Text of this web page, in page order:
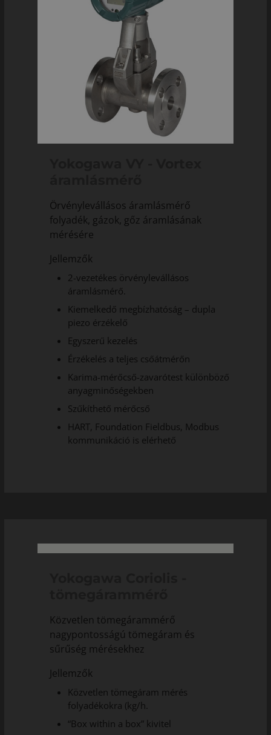
Örvénylevállásos áramlásmérő
folyadék, gázok, gőz áramlásának
mérésére
Jellemzők
2-vezetékes örvénylevállásos
áramlásmérő.
Kiemelkedő megbízhatóság – dupla
piezo érzékelő
Egyszerű kezelés
Érzékelés a teljes csőátmérőn
Karima-mérőcső-zavarótest különböző
anyagminőségekben
Szűkíthető mérőcső
HART, Foundation Fieldbus, Modbus
kommunikáció is elérhető
Közvetlen tömegárammérő
nagypontosságú tömegáram és
sűrűség mérésekhez
Jellemzők
Közvetlen tömegáram mérés
folyadékokra (kg/h.
“Box within a box” kivitel